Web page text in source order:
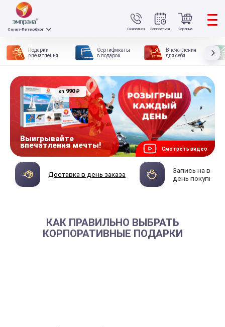
Связаться
Санкт-Петербург Записаться Корзина
Подарки
впечатления
Сертификаты
в подарок
Впечатления
для себя
Смотреть видео
от 990₽
Выигрывайте
впечатления мечты!
Доставка в день заказа
Запись на
день покупки
КАК ПРАВИЛЬНО ВЫБРАТЬ
КОРПОРАТИВНЫЕ ПОДАРКИ